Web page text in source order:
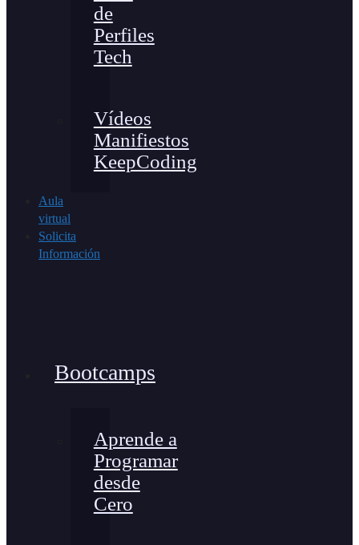
de
Perfiles
Tech
Vídeos
Manifiestos
KeepCoding
Aula
virtual
Solicita
Información
Bootcamps
Aprende a
Programar
desde
Cero